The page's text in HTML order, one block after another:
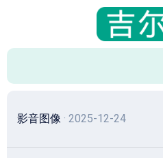
容
影音图像 · 2025-12-24